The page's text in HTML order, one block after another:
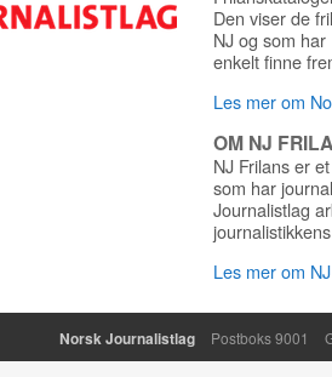
Den viser de
NJ og som
enkelt finne
Les mer om
OM NJ
NJ Frilans er
som har
Journalistlag
Les mer om
Norsk Journalistlag Postboks 9001